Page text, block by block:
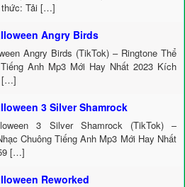
thức: Tải […]
Angry Birds
Angry Birds (TikTok) – Ringtone Thể
Anh Mp3 Mới Hay Nhất 2023 Kích
[…]
3 Silver Shamrock
3 Silver Shamrock (TikTok) –
Chuông Tiếng Anh Mp3 Mới Hay Nhất
[…]
Reworked